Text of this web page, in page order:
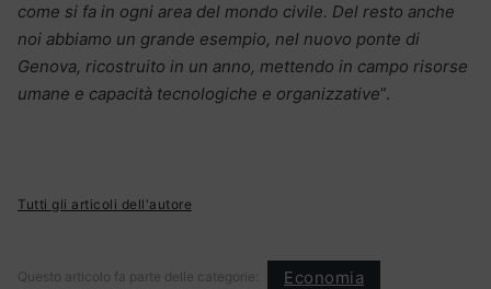
come si fa in ogni area del mondo civile. Del resto anche
noi abbiamo un grande esempio, nel nuovo ponte di
Genova, ricostruito in un anno, mettendo in campo risorse
umane e capacità tecnologiche e organizzative”.
Tutti gli articoli dell'autore
Questo articolo fa parte delle categorie: Economia